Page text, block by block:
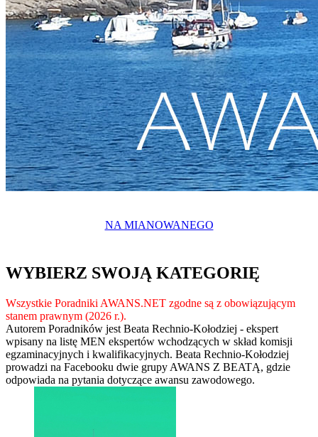
NA MIANOWANEGO
WYBIERZ SWOJĄ KATEGORIĘ
Wszystkie Poradniki AWANS.NET zgodne są z obowiązującym
stanem prawnym (2026 r.).
Autorem Poradników jest Beata Rechnio-Kołodziej - ekspert
wpisany na listę MEN ekspertów wchodzących w skład komisji
egzaminacyjnych i kwalifikacyjnych. Beata Rechnio-Kołodziej
prowadzi na Facebooku dwie grupy AWANS Z BEATĄ, gdzie
odpowiada na pytania dotyczące awansu zawodowego.